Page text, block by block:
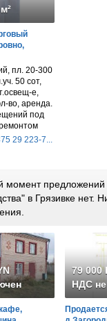
пл. 20-300
50 сот,
е,
во, аренда.
под
29 223-7...
момент
в Грязивке
79 000
НДС